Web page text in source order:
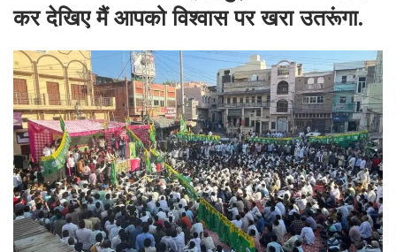
कर देखिए मैं आपको विश्वास पर खरा उतरूंगा.